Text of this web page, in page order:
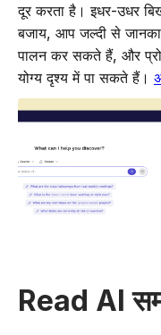
दूर करता है। इधर-उधर
बजाय, आप जल्दी से
पालन कर सकते हैं, और
योग्य दृश्य में पा सकते हैं।
Read AI